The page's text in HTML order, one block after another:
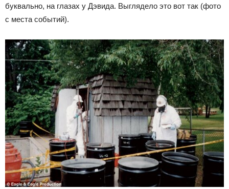
буквально, на глазах у Дэвида. Выглядело это вот так (фото
с места событий).